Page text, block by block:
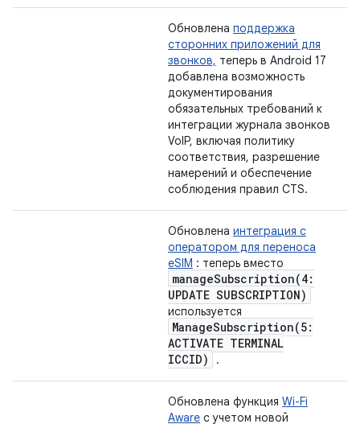
Обновлена ​​поддержка
сторонних приложений для
звонков, теперь в Android 17
добавлена ​​возможность
документирования
обязательных требований к
интеграции журнала звонков
VoIP, включая политику
соответствия, разрешение
намерений и обеспечение
соблюдения правил CTS.
Обновлена ​​интеграция с
оператором для переноса
eSIM : теперь вместо
manageSubscription(4:
UPDATE SUBSCRIPTION)
используется
ManageSubscription(5:
ACTIVATE TERMINAL
ICCID)
.
Обновлена ​​функция Wi-Fi
Aware с учетом новой